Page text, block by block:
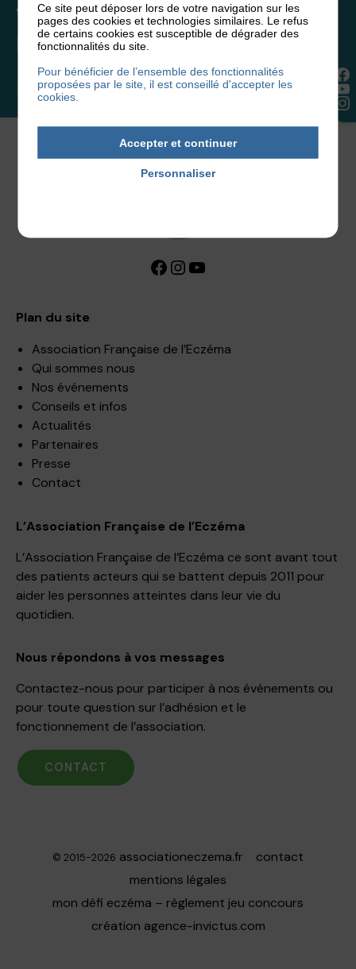
Vous souhaitez rejoindre
l’association ou faire un don ?
NOUS REJOINDRE
Facebook InstagramYouTube
Plan du site
Association Française de l’Eczéma
Qui sommes nous
Nos événements
Conseils et infos
Actualités
Partenaires
Presse
Contact
L’Association Française de l’Eczéma
L’Association Française de l’Eczéma ce sont avant tout
des patients acteurs qui se battent depuis 2011 pour
aider les personnes atteintes dans leur vie du
quotidien.
Nous répondons à vos messages
Contactez-nous pour participer à nos événements ou
pour toute question sur l’adhésion et le
fonctionnement de l’association.
CONTACT
© 2015-2026 associationeczema.fr
contact
mentions légales
mon défi eczéma – règlement jeu concours
création agence-invictus.com
Ce site peut déposer lors de votre navigation sur les
pages des cookies et technologies similaires. Le refus
de certains cookies est susceptible de dégrader des
fonctionnalités du site.
Pour bénéficier de l’ensemble des fonctionnalités
proposées par le site, il est conseillé d'accepter les
cookies.
Accepter et continuer
Personnaliser